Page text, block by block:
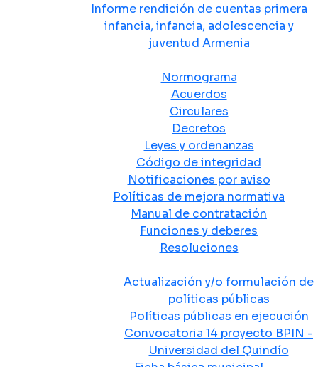
Informe rendición de cuentas primera
infancia, infancia, adolescencia y
juventud Armenia
Normograma
Acuerdos
Circulares
Decretos
Leyes y ordenanzas
Código de integridad
Notificaciones por aviso
Políticas de mejora normativa
Manual de contratación
Funciones y deberes
Resoluciones
Actualización y/o formulación de
políticas públicas
Políticas públicas en ejecución
Convocatoria 14 proyecto BPIN -
Universidad del Quindío